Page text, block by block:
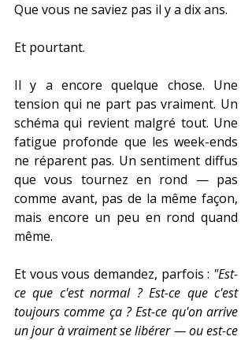
Que vous ne saviez pas il y a dix ans.
Et pourtant.
Il y a encore quelque chose. Une
tension qui ne part pas vraiment. Un
schéma qui revient malgré tout. Une
fatigue profonde que les week-ends
ne réparent pas. Un sentiment diffus
que vous tournez en rond — pas
comme avant, pas de la même façon,
mais encore un peu en rond quand
même.
Et vous vous demandez, parfois : "Est-
ce que c'est normal ? Est-ce que c'est
toujours comme ça ? Est-ce qu'on arrive
un jour à vraiment se libérer — ou est-ce